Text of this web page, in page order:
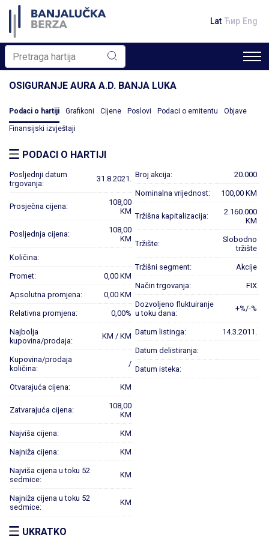
Lat Ћир Eng
OSIGURANJE AURA A.D. BANJA LUKA
Podaci o hartiji Grafikoni Cijene Poslovi Podaci o emitentu Objave
Finansijski izvještaji
PODACI O HARTIJI
Posljednji datum
trgovanja:
31.8.2021.
Prosječna cijena:
108,00
KM
Posljednja cijena:
108,00
KM
Količina:
Promet: 0,00 KM
Apsolutna promjena: 0,00 KM
Relativna promjena: 0,00%
Najbolja
kupovina/prodaja:
KM / KM
Kupovina/prodaja
količina:
/
Otvarajuća cijena: KM
Zatvarajuća cijena:
108,00
KM
Najviša cijena: KM
Najniža cijena: KM
Najviša cijena u toku 52
sedmice:
KM
Najniža cijena u toku 52
sedmice:
KM
Broj akcija: 20.000
Nominalna vrijednost: 100,00 KM
Tržišna kapitalizacija:
2.160.000
KM
Tržište:
Slobodno
tržište
Tržišni segment: Akcije
Način trgovanja: FIX
Dozvoljeno fluktuiranje
u toku dana:
+%/-%
Datum listinga: 14.3.2011.
Datum delistiranja:
Datum isteka:
UKRATKO